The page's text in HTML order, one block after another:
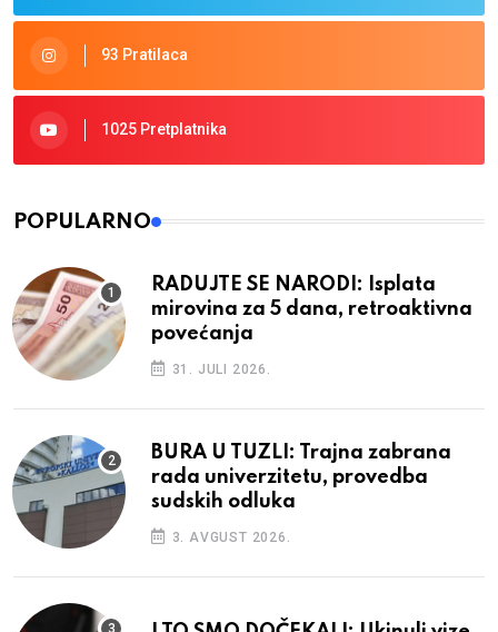
93 Pratilaca
1025 Pretplatnika
POPULARNO
RADUJTE SE NARODI: Isplata
mirovina za 5 dana, retroaktivna
povećanja
31. JULI 2026.
BURA U TUZLI: Trajna zabrana
rada univerzitetu, provedba
sudskih odluka
3. AVGUST 2026.